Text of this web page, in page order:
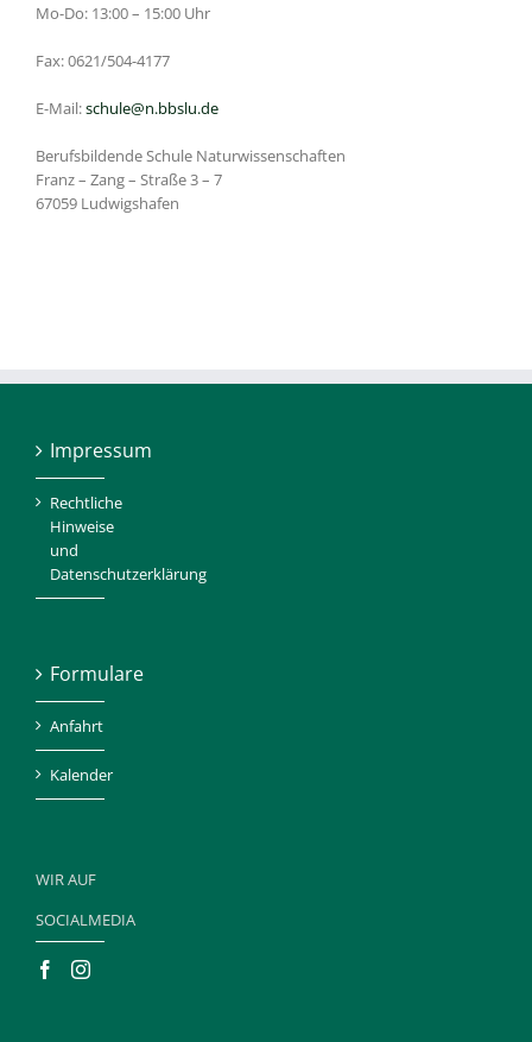
Mo-Do: 13:00 – 15:00 Uhr
Fax: 0621/504-4177
E-Mail:schule@n.bbslu.de
Berufsbildende Schule Naturwissenschaften
Franz – Zang – Straße 3 – 7
67059 Ludwigshafen
Impressum
Rechtliche
Hinweise
und
Datenschutzerklärung
Formulare
Anfahrt
Kalender
WIR AUF
SOCIALMEDIA